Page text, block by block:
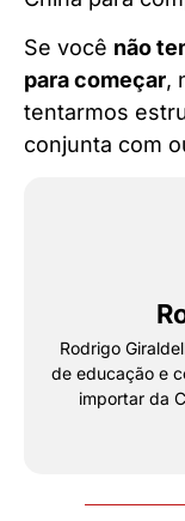
Se você não
para começar,
tentarmos
conjunta com
Rodrigo
de educação e
importar da